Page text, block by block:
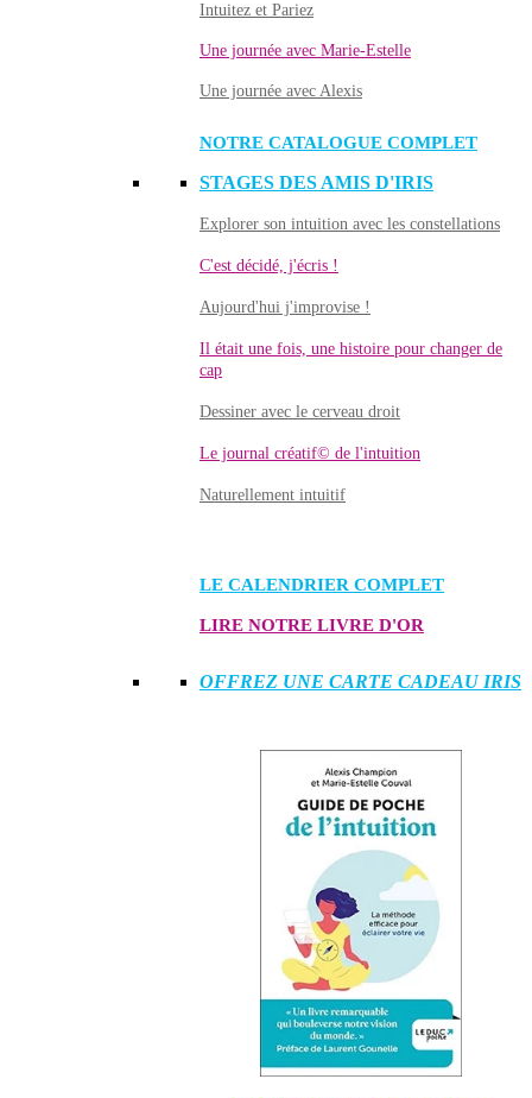
Intuitez et Pariez
Une journée avec Marie-Estelle
Une journée avec Alexis
NOTRE CATALOGUE COMPLET
STAGES DES AMIS D'IRIS
Explorer son intuition avec les constellations
C'est décidé, j'écris !
Aujourd'hui j'improvise !
Il était une fois, une histoire pour changer de
cap
Dessiner avec le cerveau droit
Le journal créatif© de l'intuition
Naturellement intuitif
LE CALENDRIER COMPLET
LIRE NOTRE LIVRE D'OR
OFFREZ UNE CARTE CADEAU IRIS